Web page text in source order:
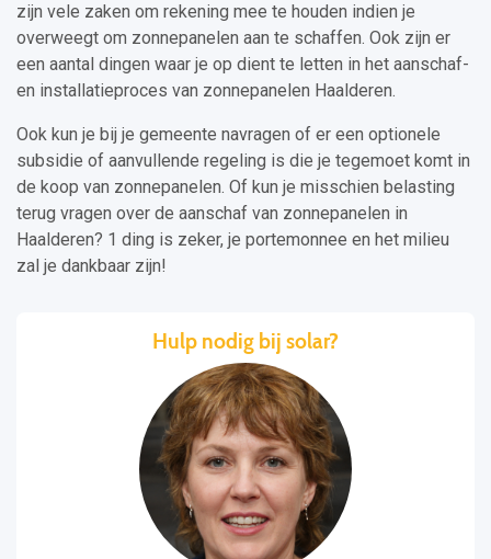
zijn vele zaken om rekening mee te houden indien je
overweegt om zonnepanelen aan te schaffen. Ook zijn er
een aantal dingen waar je op dient te letten in het aanschaf-
en installatieproces van zonnepanelen Haalderen.
Ook kun je bij je gemeente navragen of er een optionele
subsidie of aanvullende regeling is die je tegemoet komt in
de koop van zonnepanelen. Of kun je misschien belasting
terug vragen over de aanschaf van zonnepanelen in
Haalderen? 1 ding is zeker, je portemonnee en het milieu
zal je dankbaar zijn!
Hulp nodig bij solar?